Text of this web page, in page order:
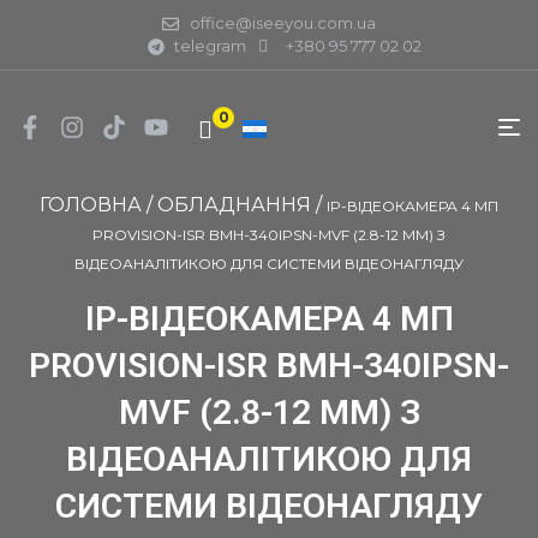
office@iseeyou.com.ua
telegram
+380 95 777 02 02
0
ГОЛОВНА / ОБЛАДНАННЯ / IP-ВІДЕОКАМЕРА 4 МП
PROVISION-ISR BMH-340IPSN-MVF (2.8-12 ММ) З
ВІДЕОАНАЛІТИКОЮ ДЛЯ СИСТЕМИ ВІДЕОНАГЛЯДУ
IP-ВІДЕОКАМЕРА 4 МП
PROVISION-ISR BMH-340IPSN-
MVF (2.8-12 ММ) З
ВІДЕОАНАЛІТИКОЮ ДЛЯ
СИСТЕМИ ВІДЕОНАГЛЯДУ